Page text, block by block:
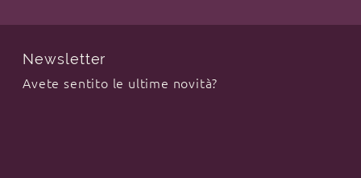
Newsletter
Avete sentito le ultime novità?